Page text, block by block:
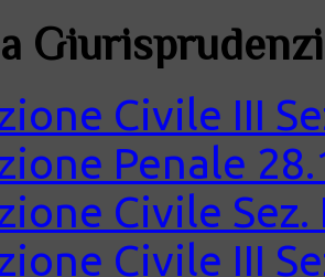
Civile III
Penale
Civile
Civile III